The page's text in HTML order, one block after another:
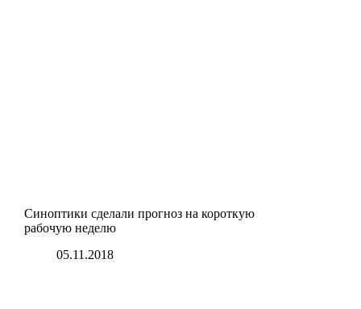
Синоптики сделали прогноз на короткую
рабочую неделю
05.11.2018